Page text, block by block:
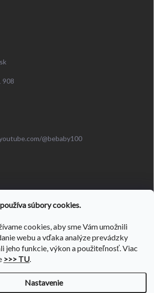
súbory cookies.
cookies, aby sme Vám umožnili
webu a vďaka analýze prevádzky
jeho funkcie, výkon a použiteľnosť. Viac
>>> TU.
Nastavenie
908
@bebaby100